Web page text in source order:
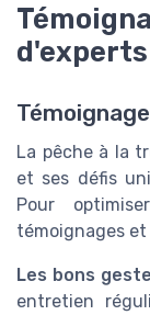
d'experts
La pêche à la
et ses défis
Pour
témoignages
Les bons
entretien